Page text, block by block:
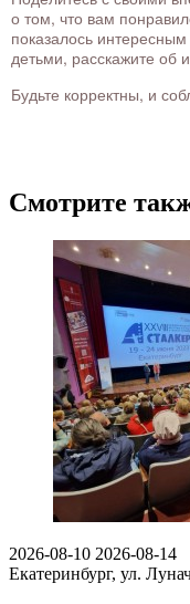
о том, что вам
показалось
детьми, расскажите об
Будьте корректны, и
Смотрите
2026-08-10 2026-08-14
Екатеринбург, ул.